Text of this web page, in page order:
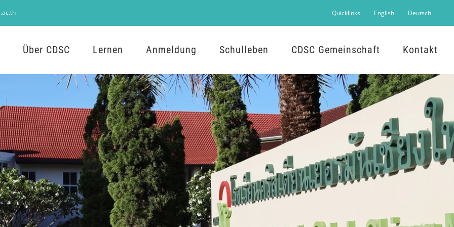
Quicklinks English Deutsch
Über CDSC Lernen Anmeldung Schulleben CDSC Gemeinschaft Kontakt